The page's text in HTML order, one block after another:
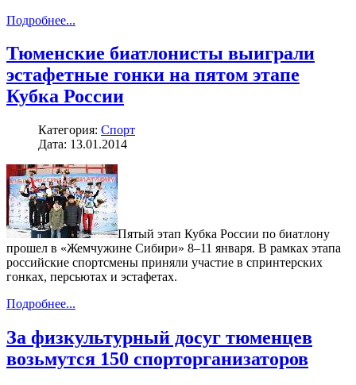
Подробнее...
Тюменские биатлонисты выиграли
эстафетные гонки на пятом этапе
Кубка России
Категория: Спорт
Дата: 13.01.2014
Пятый этап Кубка России по биатлону
прошел в «Жемчужине Сибири» 8–11 января. В рамках этапа
российские спортсмены приняли участие в спринтерских
гонках, персьютах и эстафетах.
Подробнее...
За физкультурный досуг тюменцев
возьмутся 150 спорторганизаторов